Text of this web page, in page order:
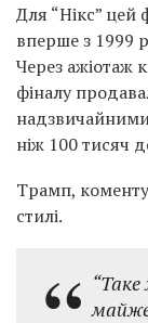
Для “Нікс” цей
вперше з 1999
Через ажіотаж
фіналу
ніж 100 тисяч
Трамп,
стилі.